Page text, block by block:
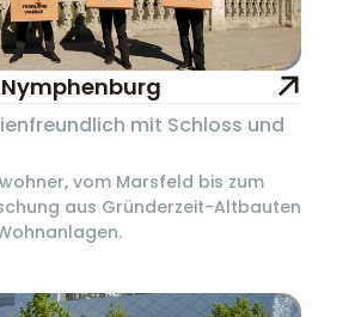
mit Schloss und
vom Marsfeld bis zum
aus Gründerzeit-Altbauten